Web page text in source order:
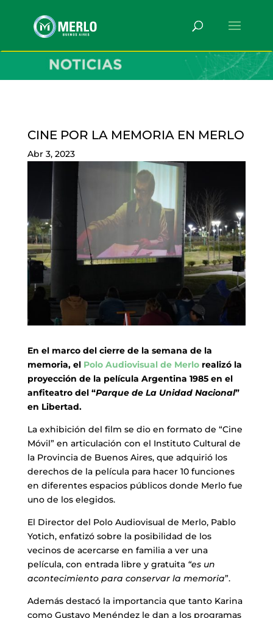
CINE POR LA MEMORIA EN MERLO
Abr 3, 2023
En el marco del cierre de la semana de la
memoria, el Polo Audiovisual de Merlorealizó la
proyección de la película Argentina 1985 en el
anfiteatro del “Parque de La Unidad Nacional”
en Libertad.
La exhibición del film se dio en formato de “Cine
Móvil” en articulación con el Instituto Cultural de
la Provincia de Buenos Aires, que adquirió los
derechos de la película para hacer 10 funciones
en diferentes espacios públicos donde Merlo fue
uno de los elegidos.
El Director del Polo Audiovisual de Merlo, Pablo
Yotich, enfatizó sobre la posibilidad de los
vecinos de acercarse en familia a ver una
película, con entrada libre y gratuita“es un
acontecimiento para conservar la memoria”.
Además destacó la importancia que tanto Karina
como Gustavo Menéndez le dan a los programas